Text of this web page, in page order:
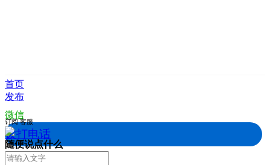
首页
发布
微信
拨打电话
订阅 客服
随便说点什么